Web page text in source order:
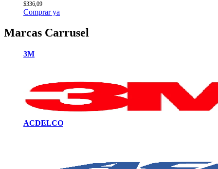
$336,09
Comprar ya
Marcas Carrusel
3M
ACDELCO